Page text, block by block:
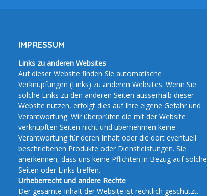
IMPRESSUM
Links zu anderen Websites
Auf dieser Website finden Sie automatische
Verknüpfungen (Links) zu anderen Websites. Wenn Sie
solche Links zu den anderen Seiten ausserhalb dieser
Website nutzen, erfolgt dies auf Ihre eigene Gefahr und
Verantwortung. Wir überprüfen die mit der Website
verknüpften Seiten nicht und übernehmen keine
Verantwortung für deren Inhalt oder die dort eventuell
beschriebenen Produkte oder Dienstleistungen. Sie
anerkennen, dass uns keine Pflichten in Bezug auf solche
Seiten oder Links treffen.
Urheberrecht und andere Rechte
Der gesamte Inhalt der Website ist rechtlich geschützt.